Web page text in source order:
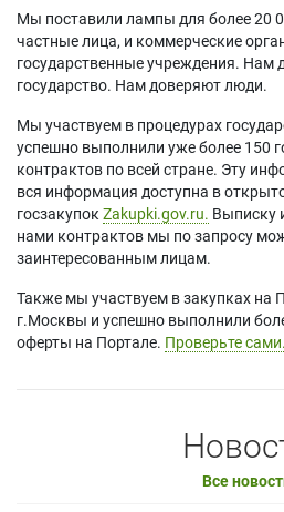
Мы поставили лампы для более 20
частные лица, и коммерческие
государственные учреждения. Нам
государство. Нам доверяют люди.
Мы участвуем в процедурах
успешно выполнили уже более 150
контрактов по всей стране. Эту
вся информация доступна в
госзакупок Zakupki.gov.ru. Выписку
нами контрактов мы по запросу
заинтересованным лицам.
Также мы участвуем в закупках на
г.Москвы и успешно выполнили
оферты на Портале. Проверьте сами.
Все